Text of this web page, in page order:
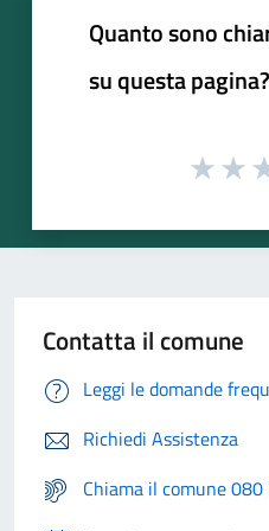
Quanto sono
su questa pagina?
Contatta il comune
Leggi le domande
Richiedi Assistenza
Chiama il comune